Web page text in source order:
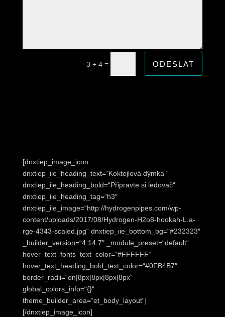
3 + 4 = ODESLAT
[dnxtiep_image_icon
dnxtiep_iie_heading_text=“Koktejlová dýmka “
dnxtiep_iie_heading_bold=“Připravte si ledovač“
dnxtiep_iie_heading_tag=“h3″
dnxtiep_iie_image=“http://hydrogenpipes.com/wp-
content/uploads/2017/08/Hydrogen-H2o8-hookah-L.a-
rge-4343-scaled.jpg“ dnxtiep_iie_bottom_bg=“#232323″
_builder_version=“4.14.7″ _module_preset=“default“
hover_text_fonts_text_color=“#FFFFFF“
hover_text_heading_bold_text_color=“#0FB4B7″
border_radii=“on|8px|8px|8px|8px“
global_colors_info=“{}“
theme_builder_area=“et_body_layout“]
[/dnxtiep_image_icon]